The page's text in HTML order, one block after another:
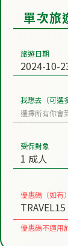
單次旅
旅遊日期
我想去（可選
受保對象
優惠碼（如有）
優惠碼不適用